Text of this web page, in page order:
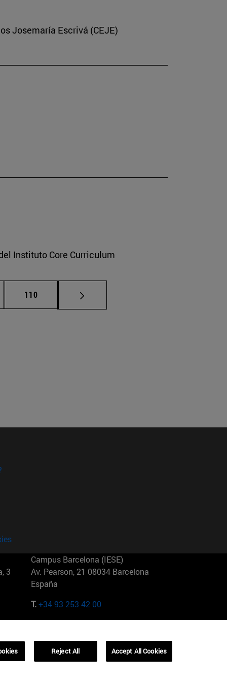
Josemaría Escrivá (CEJE)
Instituto Core Curriculum
intermedias Use TAB para desplazarse.
Página
110
3
Campus Barcelona (IESE)
Av. Pearson, 21 08034 Barcelona
España
T.+34 93 253 42 00
01321001 Bela Vista Brasil
Reject All Accept All Cookies